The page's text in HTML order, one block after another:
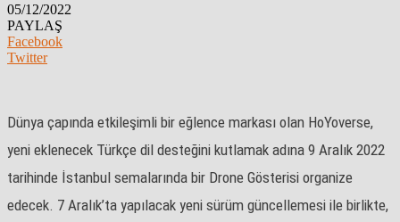
05/12/2022
PAYLAŞ
Facebook
Twitter
Dünya çapında etkileşimli bir eğlence markası olan HoYoverse,
yeni eklenecek Türkçe dil desteğini kutlamak adına 9 Aralık 2022
tarihinde İstanbul semalarında bir Drone Gösterisi organize
edecek. 7 Aralık’ta yapılacak yeni sürüm güncellemesi ile birlikte,